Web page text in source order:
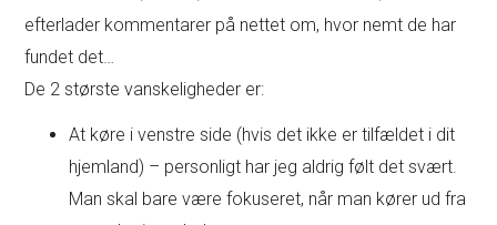
efterlader kommentarer på nettet om, hvor nemt de har
fundet det…
De 2 største vanskeligheder er:
At køre i venstre side (hvis det ikke er tilfældet i dit
hjemland) – personligt har jeg aldrig følt det svært.
Man skal bare være fokuseret, når man kører ud fra